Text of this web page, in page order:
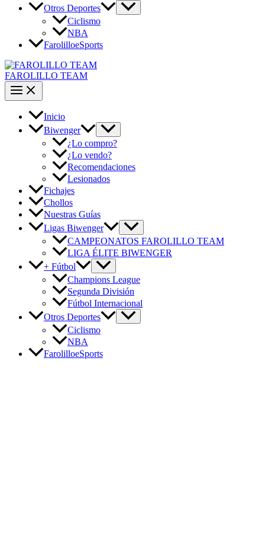
Otros Deportes
Ciclismo
NBA
FarolilloeSports
FAROLILLO TEAM
Inicio
Biwenger
¿Lo compro?
¿Lo vendo?
Recomendaciones
Lesionados
Fichajes
Chollos
Nuestras Guías
Ligas Biwenger
CAMPEONATOS FAROLILLO TEAM
LIGA ÉLITE BIWENGER
+ Fútbol
Champions League
Segunda División
Fútbol Internacional
Otros Deportes
Ciclismo
NBA
FarolilloeSports